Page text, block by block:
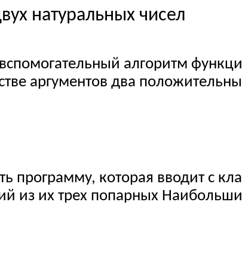
натуральных чисел
алгоритм
аргументов два
программу, которая вводит с
из их трех попарных